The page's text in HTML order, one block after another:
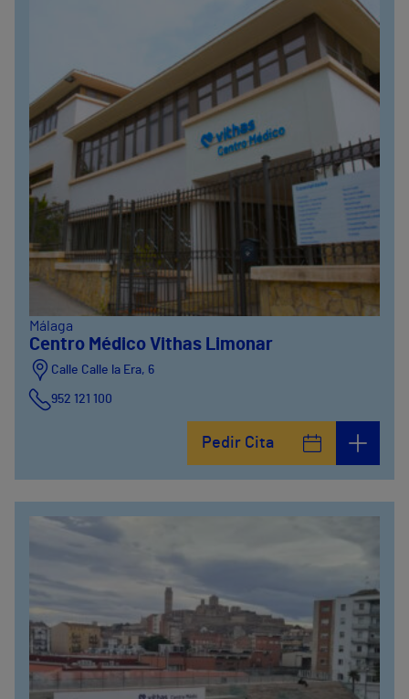
Málaga
Centro Médico Vithas Limonar
Calle Calle la Era, 6
952 121 100
Pedir Cita